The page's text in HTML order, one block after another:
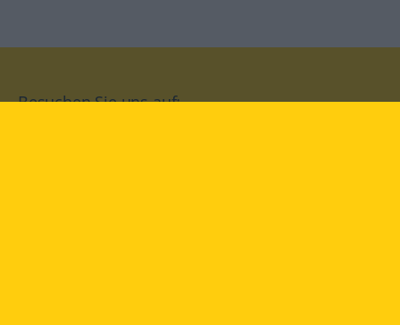
Besuchen Sie uns auf: